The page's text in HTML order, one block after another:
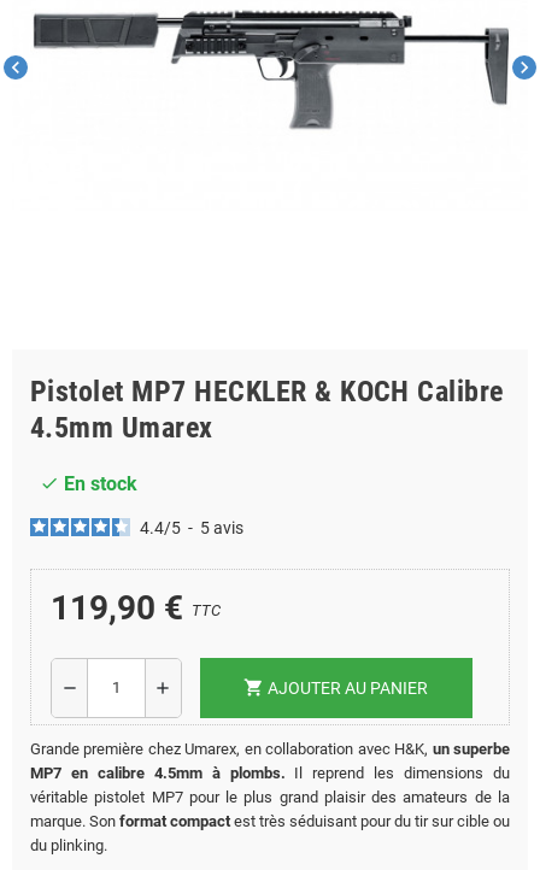
chevron_left chevron_right
Pistolet MP7 HECKLER & KOCH Calibre
4.5mm Umarex
check En stock
4.4/5 - 5avis
119,90 € TTC
remove add shopping_cart AJOUTER AU PANIER
Grande première chez Umarex, en collaboration avec H&K, un superbe
MP7 en calibre 4.5mm à plombs. Il reprend les dimensions du
véritable pistolet MP7 pour le plus grand plaisir des amateurs de la
marque. Son format compact est très séduisant pour du tir sur cible ou
du plinking.